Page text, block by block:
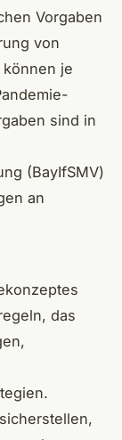
Vorgaben
von
je
sind in
(BayIfSMV)
an
das